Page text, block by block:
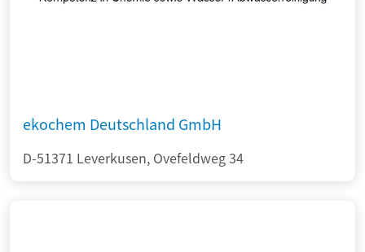
ekochem Deutschland GmbH
D-51371 Leverkusen, Ovefeldweg 34